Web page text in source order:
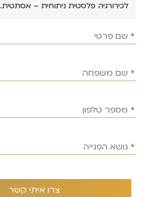
לכירורגיה פלסטית ניתוחית – אסתטית.